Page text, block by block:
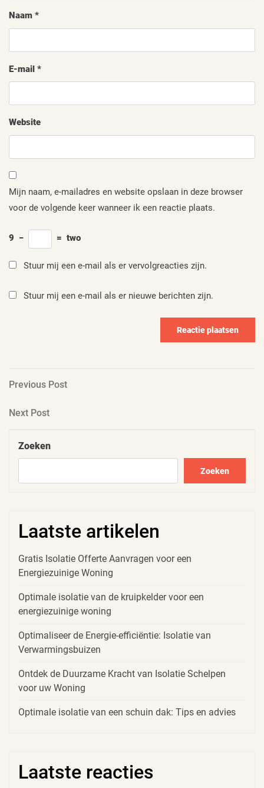
Naam *
E-mail *
Website
Mijn naam, e-mailadres en website opslaan in deze browser
voor de volgende keer wanneer ik een reactie plaats.
9 − = two
Stuur mij een e-mail als er vervolgreacties zijn.
Stuur mij een e-mail als er nieuwe berichten zijn.
Berichtnavigatie
Previous
Previous Post
Next
Next Post
Zoeken
Zoeken
Laatste artikelen
Gratis Isolatie Offerte Aanvragen voor een
Energiezuinige Woning
Optimale isolatie van de kruipkelder voor een
energiezuinige woning
Optimaliseer de Energie-efficiëntie: Isolatie van
Verwarmingsbuizen
Ontdek de Duurzame Kracht van Isolatie Schelpen
voor uw Woning
Optimale isolatie van een schuin dak: Tips en advies
Laatste reacties